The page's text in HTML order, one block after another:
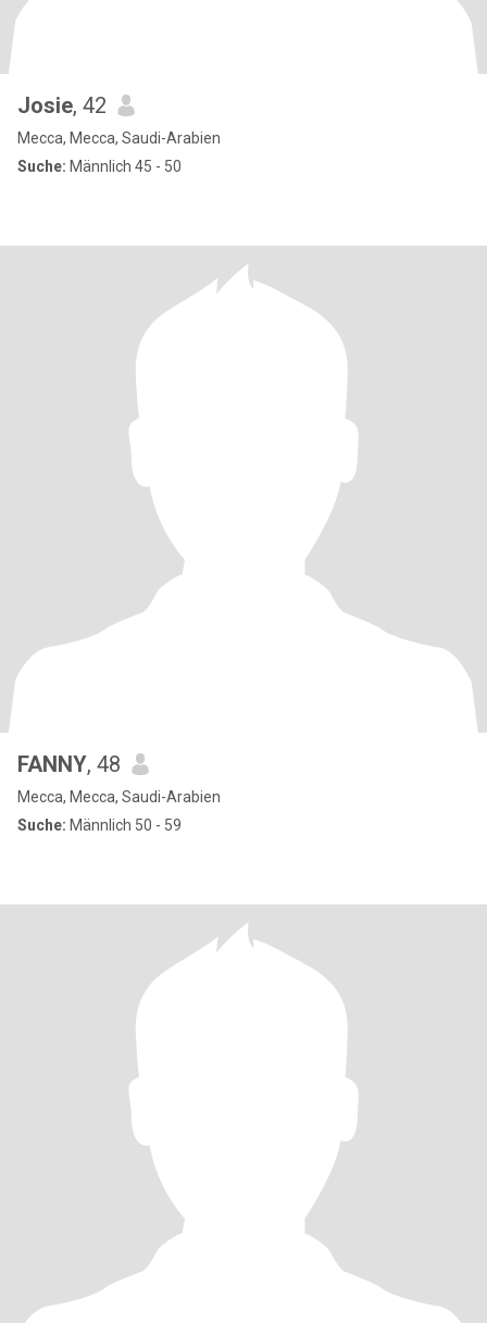
Josie, 42
Mecca, Mecca, Saudi-Arabien
Suche: Männlich 45 - 50
FANNY, 48
Mecca, Mecca, Saudi-Arabien
Suche: Männlich 50 - 59